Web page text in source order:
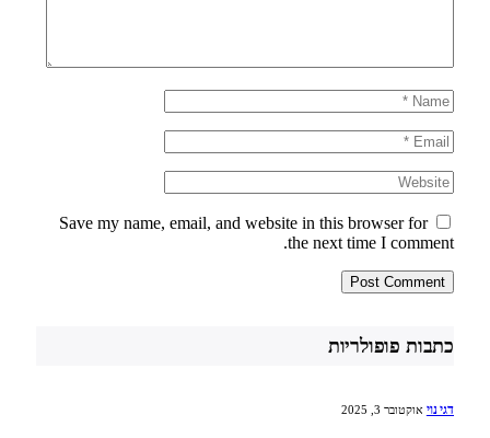
Save my name, email, and website in this browser for
the next time I comment.
כתבות פופולריות
דגי נוי אוקטובר 3, 2025